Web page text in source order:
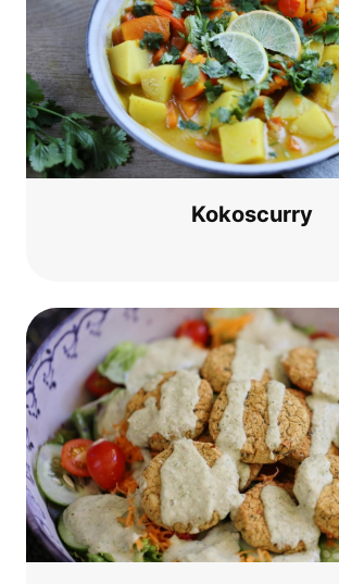
Kokos­cur­ry